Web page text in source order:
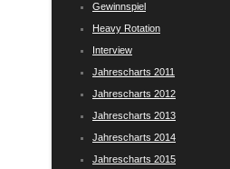
Gewinnspiel
Heavy Rotation
Interview
Jahrescharts 2011
Jahrescharts 2012
Jahrescharts 2013
Jahrescharts 2014
Jahrescharts 2015